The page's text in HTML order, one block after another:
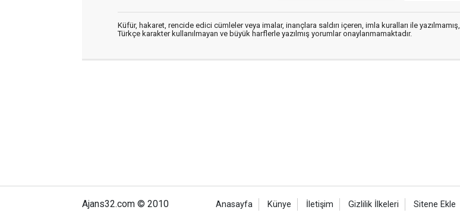
Küfür, hakaret, rencide edici cümleler veya imalar, inançlara saldırı içeren, imla kuralları ile yazılmamış,
Türkçe karakter kullanılmayan ve büyük harflerle yazılmış yorumlar onaylanmamaktadır.
Ajans32.com © 2010 Anasayfa Künye İletişim Gizlilik İlkeleri Sitene Ekle